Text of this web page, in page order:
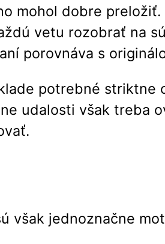
mohol dobre
vetu rozobrať na
porovnáva s
potrebné
udalosti však treba
však jednoznačne